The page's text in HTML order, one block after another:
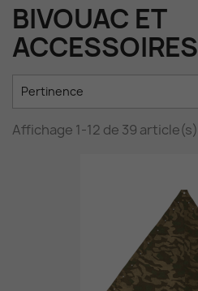
BIVOUAC ET
ACCESSOIRES
Pertinence
Affichage 1-12 de 39 article(s)